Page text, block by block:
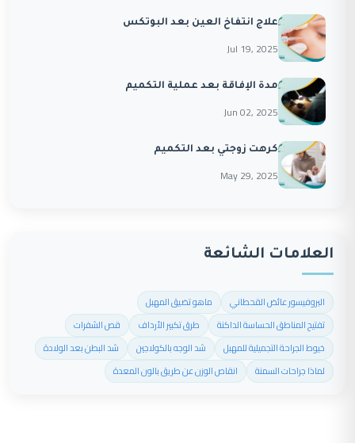
علاج انتفاخ العين بعد البوتكس
Jul 19, 2025
مدة الإفاقة بعد عملية التكميم
Jun 02, 2025
كرهت زوجتي بعد التكميم
May 29, 2025
العلامات الشائعة
البروفيسور عائض القحطاني
ماهو تضيق المهبل
تفتيح المناطق الحساسة الداكنة
طرق تكبير الأرداف
قص الشفرات
خيوط الجراحة التجميلية للمهبل
شد الوجه بالكولاجين
شد البطن بعد الولادة
لماذا جراحات السمنة
انقاص الوزن عن طريق بالون المعدة